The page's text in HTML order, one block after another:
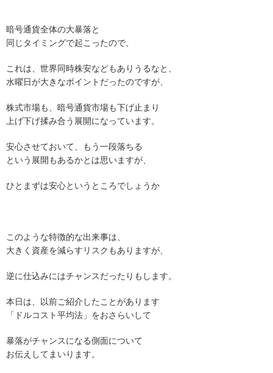
暗号通貨全体の大暴落と
同じタイミングで起こったので、
これは、世界同時株安などもありうるなと、
水曜日が大きなポイントだったのですが、
株式市場も、暗号通貨市場も下げ止まり
上げ下げ揉み合う展開になっています。
安心させておいて、もう一段落ちる
という展開もあるかとは思いますが、
ひとまずは安心というところでしょうか
このような特徴的な出来事は、
大きく資産を減らすリスクもありますが、
逆に仕込みにはチャンスだったりもします。
本日は、以前ご紹介したことがあります
「ドルコスト平均法」をおさらいして
暴落がチャンスになる側面について
お伝えしてまいります。